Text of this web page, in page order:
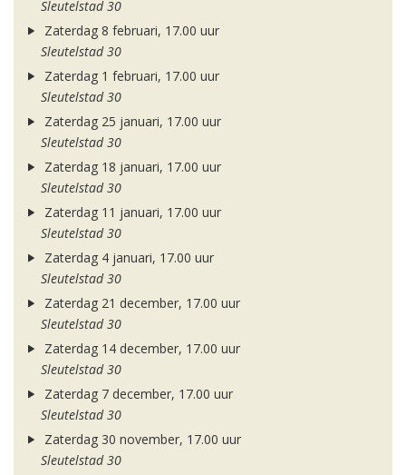
Sleutelstad 30
Zaterdag 8 februari, 17.00 uur
Sleutelstad 30
Zaterdag 1 februari, 17.00 uur
Sleutelstad 30
Zaterdag 25 januari, 17.00 uur
Sleutelstad 30
Zaterdag 18 januari, 17.00 uur
Sleutelstad 30
Zaterdag 11 januari, 17.00 uur
Sleutelstad 30
Zaterdag 4 januari, 17.00 uur
Sleutelstad 30
Zaterdag 21 december, 17.00 uur
Sleutelstad 30
Zaterdag 14 december, 17.00 uur
Sleutelstad 30
Zaterdag 7 december, 17.00 uur
Sleutelstad 30
Zaterdag 30 november, 17.00 uur
Sleutelstad 30